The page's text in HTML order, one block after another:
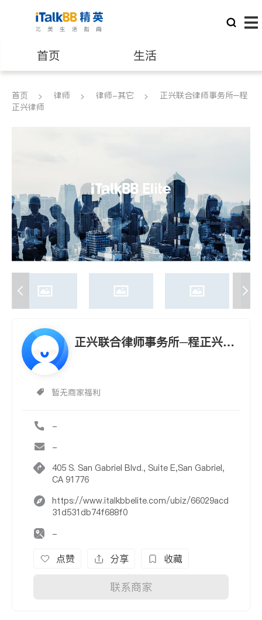
首页 生活
医生 律师
养老 非盈利组织
首页 律师 律师-其它
正兴联合律师事务所─程
正兴律师
正兴联合律师事务所─程正兴律
暂无商家福利
-
-
405 S. San Gabriel Blvd., Suite E,San Gabriel,
CA 91776
https://www.italkbbelite.com/ubiz/66029acd
31d531db74f688f0
-
点赞 分享 收藏
联系商家